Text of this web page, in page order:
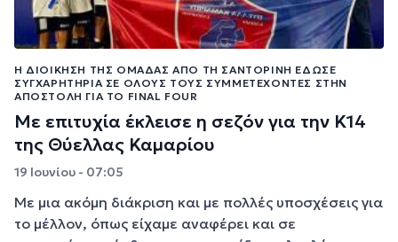
Η ΔΙΟΊΚΗΣΗ ΤΗΣ ΟΜΆΔΑΣ ΑΠΌ ΤΗ ΣΑΝΤΟΡΊΝΗ ΈΔΩΣΕ
ΣΥΓΧΑΡΗΤΉΡΙΑ ΣΕ ΌΛΟΥΣ ΤΟΥΣ ΣΥΜΜΕΤΈΧΟΝΤΕΣ ΣΤΗΝ
ΑΠΟΣΤΟΛΉ ΓΙΑ ΤΟ FINAL FOUR
Με επιτυχία έκλεισε η σεζόν για την Κ14
της Θύελλας Καμαρίου
19 Ιουνίου - 07:05
Με μια ακόμη διάκριση και με πολλές υποσχέσεις για
το μέλλον, όπως είχαμε αναφέρει και σε